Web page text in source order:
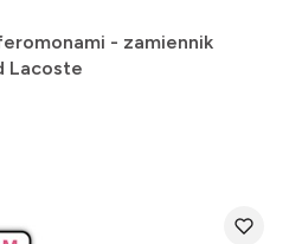
- zamiennik
Lacoste